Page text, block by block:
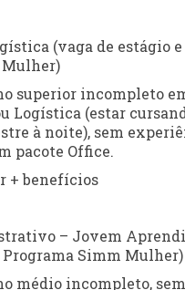
(vaga de estágio e
superior incompleto
Logística (estar
à noite), sem
pacote Office.
+ benefícios
– Jovem
Simm Mulher)
médio incompleto, sem